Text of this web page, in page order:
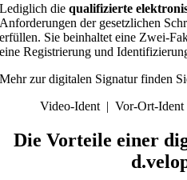
Lediglich diequalifizierte
Anforderungen der gesetzlichen
erfüllen. Sie beinhaltet eine Zwei-
eine Registrierung und
Mehr zur digitalen Signatur finden
Video-Ident | Vor-Ort-
Die Vorteile einer